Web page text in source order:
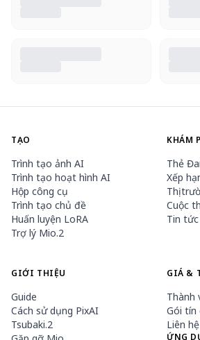
TẠO
Trình tạo ảnh AI
Trình tạo hoạt hình AI
Hộp công cụ
Trình tạo chủ đề
Huấn luyện LoRA
Trợ lý Mio.2
KHÁM
Thẻ
Xếp
Thị
Cuộc
Tin tức
GIỚI THIỆU
Guide
Cách sử dụng PixAI
Tsubaki.2
GIÁ &
Thành
Gói tín
Liên hệ
ỨNG